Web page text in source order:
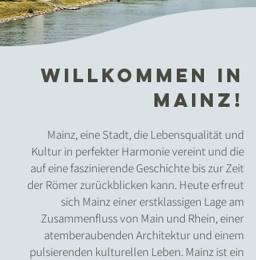
willkommen in
mainz!
Mainz, eine Stadt, die Lebensqualität und
Kultur in perfekter Harmonie vereint und die
auf eine faszinierende Geschichte bis zur Zeit
der Römer zurückblicken kann. Heute erfreut
sich Mainz einer erstklassigen Lage am
Zusammenfluss von Main und Rhein, einer
atemberaubenden Architektur und einem
pulsierenden kulturellen Leben. Mainz ist ein